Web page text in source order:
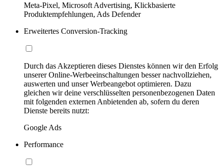
Meta-Pixel, Microsoft Advertising, Klickbasierte
Produktempfehlungen, Ads Defender
Erweitertes Conversion-Tracking
Durch das Akzeptieren dieses Dienstes können wir den Erfolg
unserer Online-Werbeeinschaltungen besser nachvollziehen,
auswerten und unser Werbeangebot optimieren. Dazu
gleichen wir deine verschlüsselten personenbezogenen Daten
mit folgenden externen Anbietenden ab, sofern du deren
Dienste bereits nutzt:
Google Ads
Performance